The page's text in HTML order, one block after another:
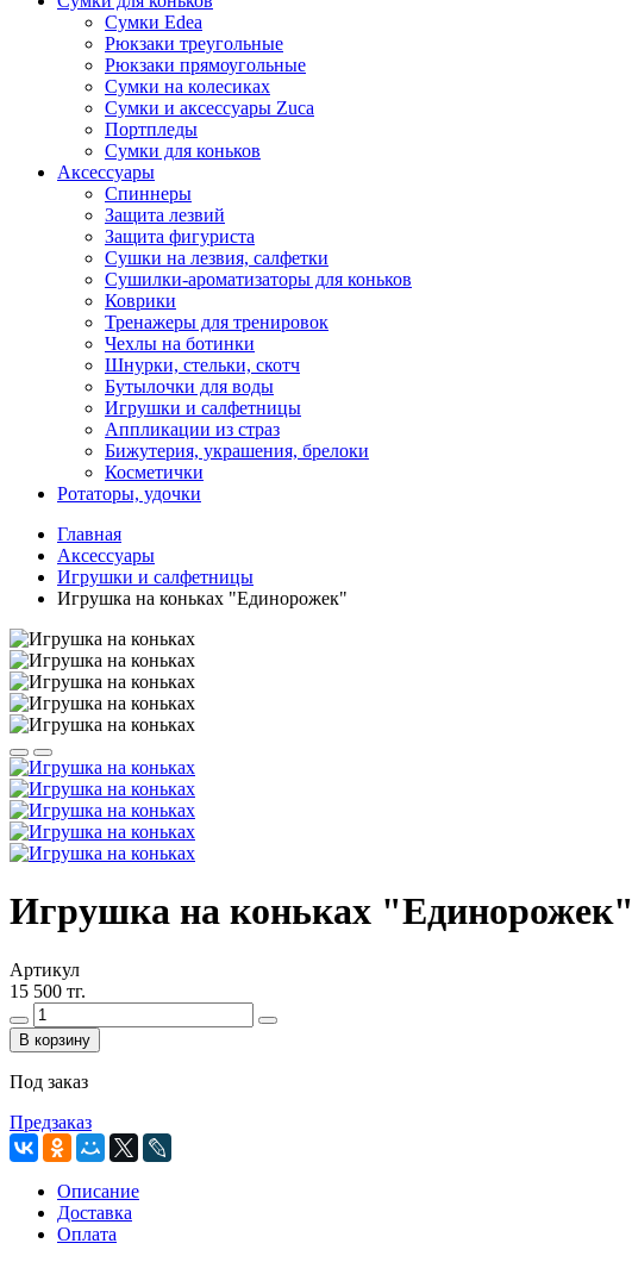
Сумки Edea
Рюкзаки треугольные
Рюкзаки прямоугольные
Сумки на колесиках
Сумки и аксессуары Zuca
Портпледы
Сумки для коньков
Аксессуары
Спиннеры
Защита лезвий
Защита фигуриста
Сушки на лезвия, салфетки
Сушилки-ароматизаторы для коньков
Коврики
Тренажеры для тренировок
Чехлы на ботинки
Шнурки, стельки, скотч
Бутылочки для воды
Игрушки и салфетницы
Аппликации из страз
Бижутерия, украшения, брелоки
Косметички
Ротаторы, удочки
Главная
Аксессуары
Игрушки и салфетницы
Игрушка на коньках "Единорожек"
Игрушка на коньках "Единорожек"
Артикул
15 500 тг.
В корзину
Под заказ
Предзаказ
Описание
Доставка
Оплата